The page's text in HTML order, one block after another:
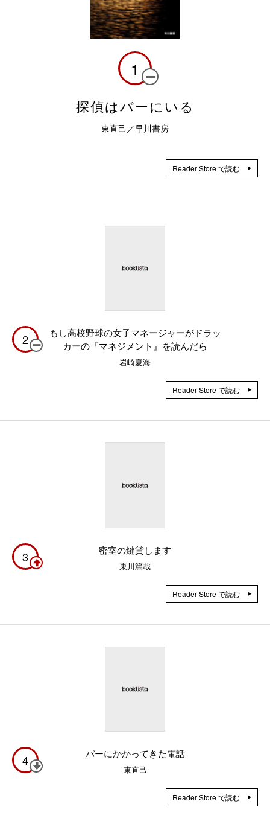
1
探偵はバーにいる
東直己／早川書房
Reader Store で読む
2
もし高校野球の女子マネージャーがドラッ
カーの『マネジメント』を読んだら
岩崎夏海
Reader Store で読む
3 密室の鍵貸します
東川篤哉
Reader Store で読む
4 バーにかかってきた電話
東直己
Reader Store で読む